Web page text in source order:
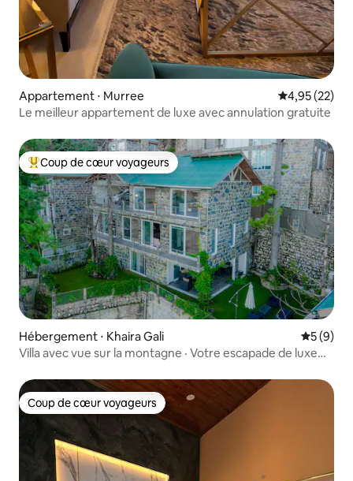
Appartement ⋅ Murree Évaluation
4,95 (22)
Le meilleur appartement de luxe avec annulation gratuite
Coups de cœur voyageurs les plus appréciés
Coup de cœur voyageurs
Hébergement ⋅ Khaira Gali
5 (9)
Villa avec vue sur la montagne · Votre escapade de luxe
Coup de cœur voyageurs
Coup de cœur voyageurs